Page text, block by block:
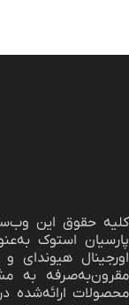
کلیه حقوق این
پارسیان استوک
اورجینال هیوندای
مقرون‌به‌صرفه به
محصولات ارائه‌شده